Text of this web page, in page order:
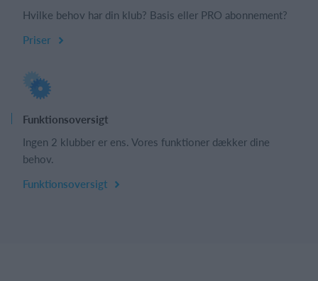
Hvilke behov har din klub? Basis eller PRO abonnement?
Priser
Funktionsoversigt
Ingen 2 klubber er ens. Vores funktioner dækker dine
behov.
Funktionsoversigt